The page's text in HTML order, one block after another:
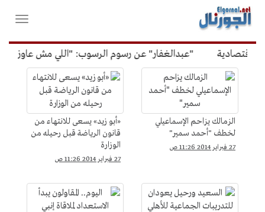
القائمة
الرئيسية
فتح
"عبدالغفار" عن رسوم الرسوب: "اللي مش عاوز
الرياضة
&gt;
كرة
القدم
الزمالك يزاحم الإسماعيلي
لخطف "أحمد سمير"
27 فبراير 2014 11:26 ص
«أبو زيد» يسعى للانتهاء من
قانون الرياضة قبل رحيله من
الوزارة
27 فبراير 2014 11:26 ص